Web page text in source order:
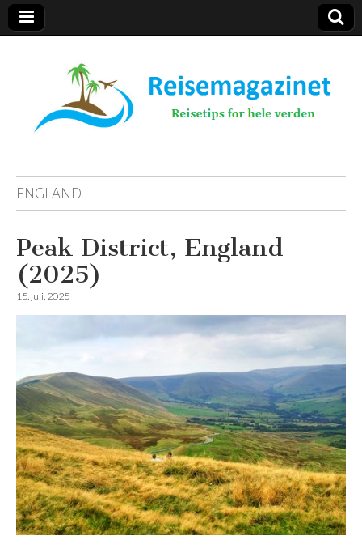
Reisemagazinet
ENGLAND
Peak District, England
(2025)
15. juli, 2025